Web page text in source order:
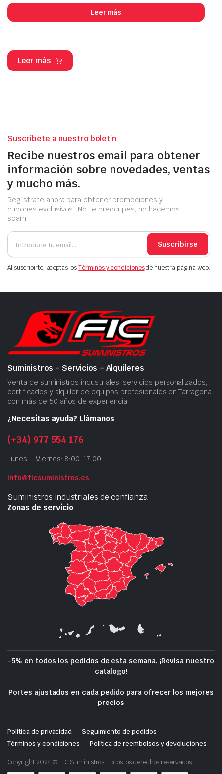
Leer más
Leer más
Suscríbete a nuestro boletín
Recibe nuestros email para obtener
información sobre novedades, ventas
y mucho más.
Regístrate ahora para obtener promociones y
cupones exclusivos. ¡No te preocupes, no hacemos
spam!
Suscribirse
Al suscribirte, aceptas losTérminos y condicionesde nuestra página web.
Suministros – Servicios – Alquileres
Venta de suministros industriales, servicios personalizados,
certificados y alquiler de equipos profesionales en Tarragona
con más de 50 años de experiencia.
¿Necesitas ayuda? Llámanos
(+34) 977 554 176
Lunes – Viernes: 8:00-17:00
info@ficsuministros.es
Suministros industriales de confianza
Zonas de servicio
-5% en todos los pedidos de esta semana. ¡Revisa nuestro
catalogo!
Portes ajustados en cada pedido para ofrecer los mejores
precios
Política de privacidad
Seguimiento de pedidos
Términos y condiciones
Política de reembolsos y devoluciones
Copyright 2024 © FIC Suministros. Todos los derechos reservados.